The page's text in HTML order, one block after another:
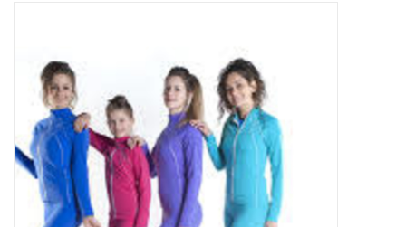
FITNESS & ULTIMATE SHAPE
Schaatsen
Rolschaatsen